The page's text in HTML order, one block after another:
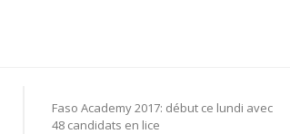
Faso Academy 2017: début ce lundi avec
48 candidats en lice